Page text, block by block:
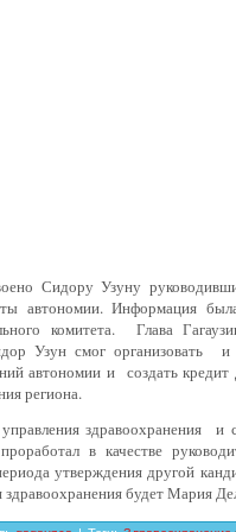
Сидору Узуну
автономии. Информация
комитета. Глава
Узун смог организовать
автономии и создать кредит
региона.
здравоохранения и
в качестве
утверждения другой
здравоохранения будет Мария